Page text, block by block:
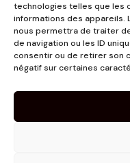
technologies telles que les
informations des appareils.
nous permettra de traiter
de navigation ou les ID
consentir ou de retirer son
négatif sur certaines
3 place Jeanne
31000 Toulouse
05 62 73 70 73